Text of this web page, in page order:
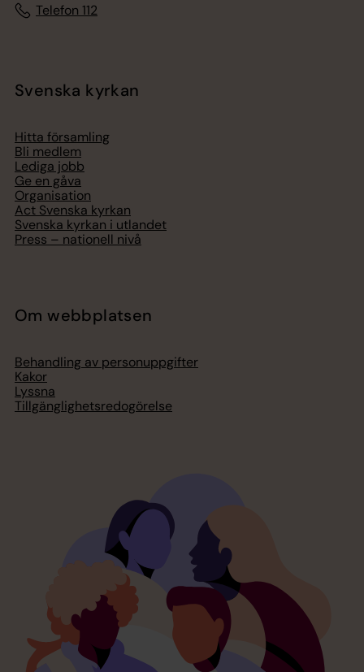
Telefon 112
Svenska kyrkan
Hitta församling
Bli medlem
Lediga jobb
Ge en gåva
Organisation
Act Svenska kyrkan
Svenska kyrkan i utlandet
Press – nationell nivå
Om webbplatsen
Behandling av personuppgifter
Kakor
Lyssna
Tillgänglighetsredogörelse